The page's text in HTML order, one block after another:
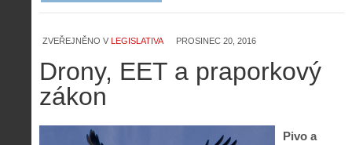
ZVEŘEJNĚNO V LEGISLATIVA PROSINEC 20, 2016
Drony, EET a praporkový
zákon
Pivo a